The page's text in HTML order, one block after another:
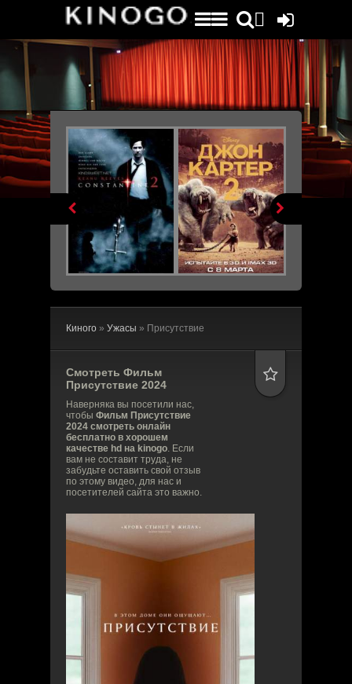
File engine/metagen.php not found.
 
Киного » Ужасы » Присутствие
Смотреть Фильм
Присутствие 2024
Наверняка вы посетили нас,
чтобы Фильм Присутствие
2024 смотреть онлайн
бесплатно в хорошем
качестве hd на kinogo. Если
вам не составит труда, не
забудьте оставить свой отзыв
по этому видео, для нас и
посетителей сайта это важно.